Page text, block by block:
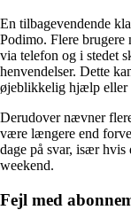
En tilbagevendende
Podimo. Flere
via telefon og i stedet
henvendelser. Dette
øjeblikkelig hjælp eller
Derudover nævner
være længere end
dage på svar, især hvis
weekend.
Fejl med